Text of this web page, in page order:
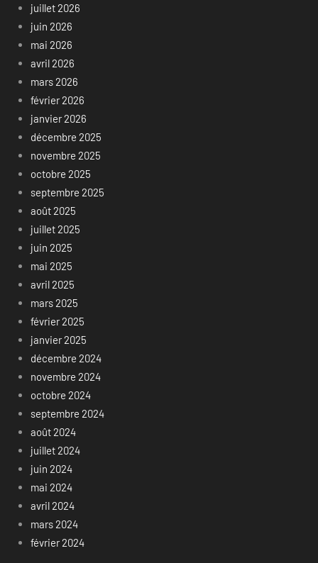
juillet 2026
juin 2026
mai 2026
avril 2026
mars 2026
février 2026
janvier 2026
décembre 2025
novembre 2025
octobre 2025
septembre 2025
août 2025
juillet 2025
juin 2025
mai 2025
avril 2025
mars 2025
février 2025
janvier 2025
décembre 2024
novembre 2024
octobre 2024
septembre 2024
août 2024
juillet 2024
juin 2024
mai 2024
avril 2024
mars 2024
février 2024